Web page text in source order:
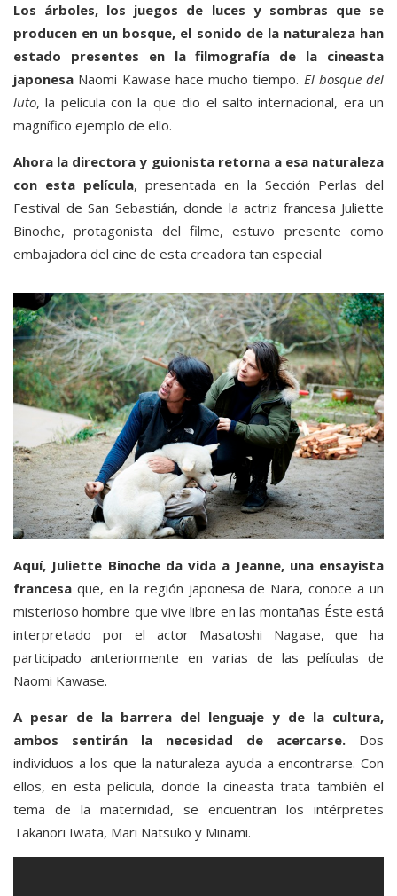
Los árboles, los juegos de luces y sombras que se
producen en un bosque, el sonido de la naturaleza han
estado presentes en la filmografía de la cineasta
japonesa Naomi Kawase hace mucho tiempo. El bosque del
luto, la película con la que dio el salto internacional, era un
magnífico ejemplo de ello.
Ahora la directora y guionista retorna a esa naturaleza
con esta película, presentada en la Sección Perlas del
Festival de San Sebastián, donde la actriz francesa Juliette
Binoche, protagonista del filme, estuvo presente como
embajadora del cine de esta creadora tan especial
Aquí, Juliette Binoche da vida a Jeanne, una ensayista
francesa que, en la región japonesa de Nara, conoce a un
misterioso hombre que vive libre en las montañas Éste está
interpretado por el actor Masatoshi Nagase, que ha
participado anteriormente en varias de las películas de
Naomi Kawase.
A pesar de la barrera del lenguaje y de la cultura,
ambos sentirán la necesidad de acercarse. Dos
individuos a los que la naturaleza ayuda a encontrarse. Con
ellos, en esta película, donde la cineasta trata también el
tema de la maternidad, se encuentran los intérpretes
Takanori Iwata, Mari Natsuko y Minami.